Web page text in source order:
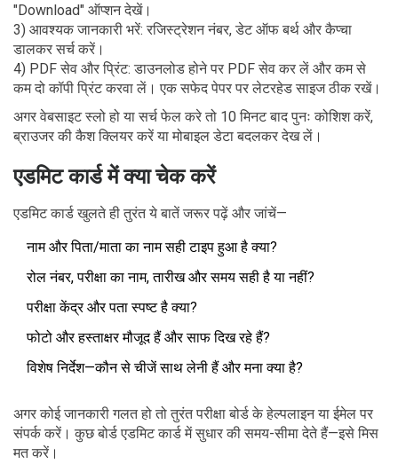
"Download" ऑप्शन देखें।
3) आवश्यक जानकारी भरें: रजिस्ट्रेशन नंबर, डेट ऑफ बर्थ और कैप्चा
डालकर सर्च करें।
4) PDF सेव और प्रिंट: डाउनलोड होने पर PDF सेव कर लें और कम से
कम दो कॉपी प्रिंट करवा लें। एक सफेद पेपर पर लेटरहेड साइज ठीक रखें।
अगर वेबसाइट स्लो हो या सर्च फेल करे तो 10 मिनट बाद पुनः कोशिश करें,
ब्राउजर की कैश क्लियर करें या मोबाइल डेटा बदलकर देख लें।
एडमिट कार्ड में क्या चेक करें
एडमिट कार्ड खुलते ही तुरंत ये बातें जरूर पढ़ें और जांचें—
नाम और पिता/माता का नाम सही टाइप हुआ है क्या?
रोल नंबर, परीक्षा का नाम, तारीख और समय सही है या नहीं?
परीक्षा केंद्र और पता स्पष्ट है क्या?
फोटो और हस्ताक्षर मौजूद हैं और साफ दिख रहे हैं?
विशेष निर्देश—कौन से चीजें साथ लेनी हैं और मना क्या है?
अगर कोई जानकारी गलत हो तो तुरंत परीक्षा बोर्ड के हेल्पलाइन या ईमेल पर
संपर्क करें। कुछ बोर्ड एडमिट कार्ड में सुधार की समय-सीमा देते हैं—इसे मिस
मत करें।